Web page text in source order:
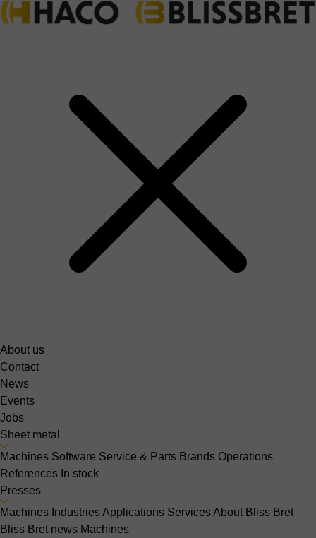
About us
Contact
News
Events
Jobs
Sheet metal
Machines Software Service & Parts Brands Operations
References In stock
Presses
Machines IndustriesApplications ServicesAbout Bliss Bret
Bliss Bret news Machines